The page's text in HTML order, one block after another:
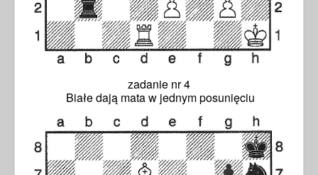
zadanie nr 4
Białe dają mata w jednym posunięciu